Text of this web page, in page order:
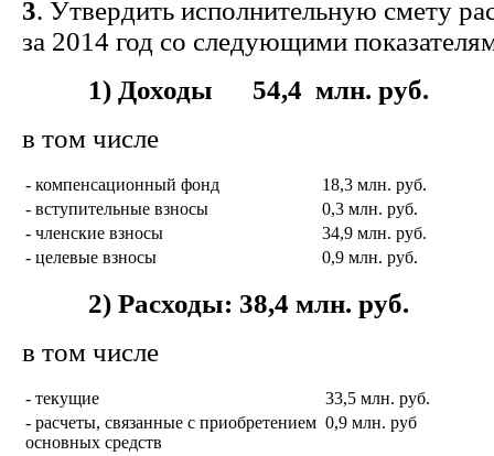
3. Утвердить исполнительную смету
за 2014 год со следующими
1) Доходы 54,4 млн. руб.
в том числе
- компенсационный фонд
18,3 млн. руб.
- вступительные взносы
0,3 млн. руб.
- членские взносы
34,9 млн. руб.
- целевые взносы
0,9 млн. руб.
2) Расходы: 38,4 млн. руб.
в том числе
- текущие
33,5 млн. руб.
- расчеты, связанные с приобретением
основных средств
0,9 млн. руб